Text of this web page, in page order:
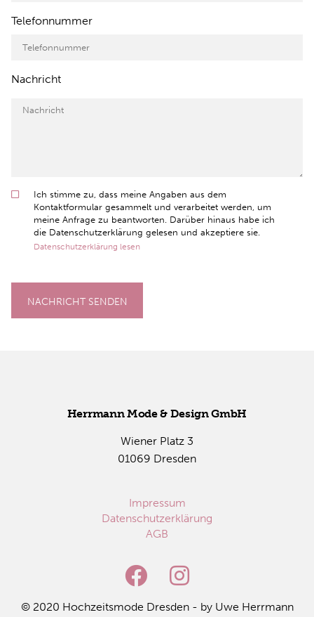
Telefonnummer
Nachricht
Ich stimme zu, dass meine Angaben aus dem
Kontaktformular gesammelt und verarbeitet werden, um
meine Anfrage zu beantworten. Darüber hinaus habe ich
die Datenschutzerklärung gelesen und akzeptiere sie.
Datenschutzerklärung lesen
NACHRICHT SENDEN
Herr­mann Mode & De­sign GmbH
Wie­ner Platz 3
01069 Dres­den
Impressum
Datenschutzerklärung
AGB
© 2020 Hoch­zeits­mo­de Dres­den - by Uwe Herr­mann